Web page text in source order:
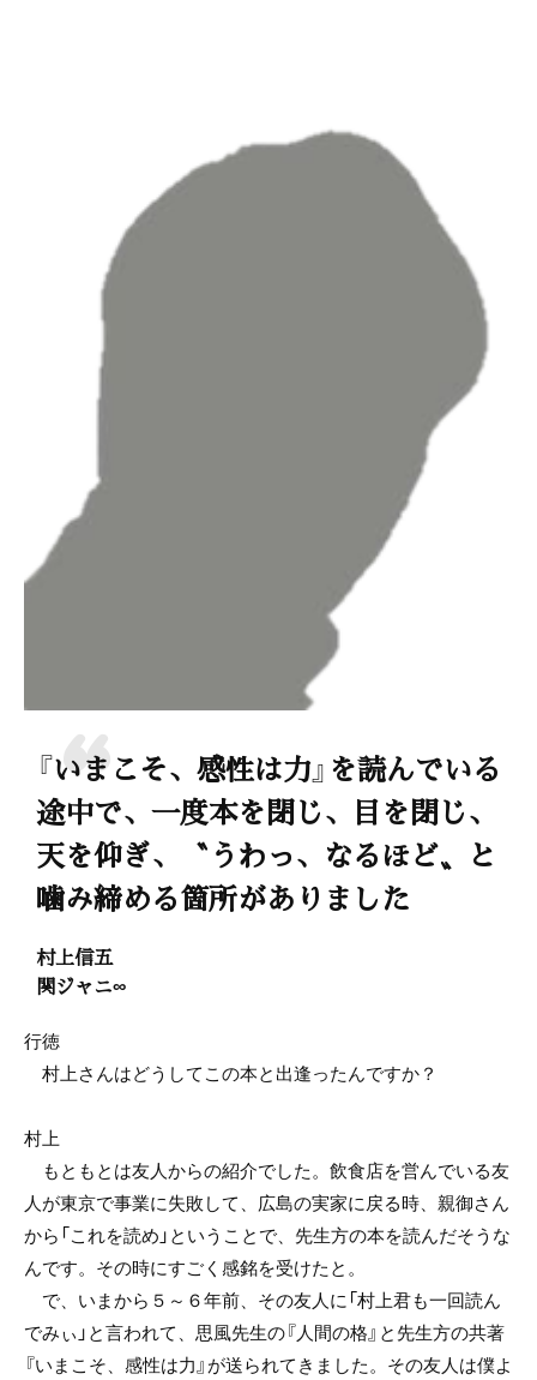
『いまこそ、感性は力』を読んでいる
途中で、一度本を閉じ、目を閉じ、
天を仰ぎ、〝うわっ、なるほど〟と
噛み締める箇所がありました
村上信五
関ジャニ∞
行徳
村上さんはどうしてこの本と出逢ったんですか？
村上
もともとは友人からの紹介でした。飲食店を営んでいる友
人が東京で事業に失敗して、広島の実家に戻る時、親御さん
から「これを読め」ということで、先生方の本を読んだそうな
んです。その時にすごく感銘を受けたと。
で、いまから５～６年前、その友人に「村上君も一回読ん
でみぃ」と言われて、思風先生の『人間の格』と先生方の共著
『いまこそ、感性は力』が送られてきました。その友人は僕よ